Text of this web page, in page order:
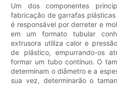
Um dos componentes
fabricação de garrafas
é responsável por derreter e
em um formato tubular
extrusora utiliza calor e
de plástico, empurrando-os
formar um tubo contínuo. O
determinam o diâmetro e a
sua vez, determinarão o